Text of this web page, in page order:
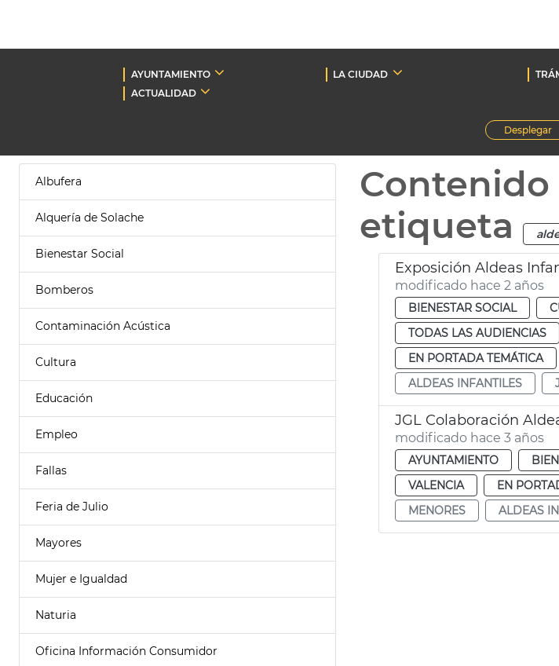
AYUNTAMIENTO LA CIUDAD
ACTUALIDAD
Desplegar
Albufera
Alquería de Solache
Bienestar Social
Bomberos
Contaminación Acústica
Cultura
Educación
Empleo
Fallas
Feria de Julio
Mayores
Mujer e Igualdad
Naturia
Oficina Información Consumidor
Contenido
etiqueta
Exposición Aldeas
modificado hace 2 años
BIENESTAR SOCIAL
TODAS LAS AUDIENCIAS
EN PORTADA TEMÁTICA
ALDEAS INFANTILES
JGL Colaboración
modificado hace 3 años
AYUNTAMIENTO
VALENCIA
EN
MENORES
ALDEAS